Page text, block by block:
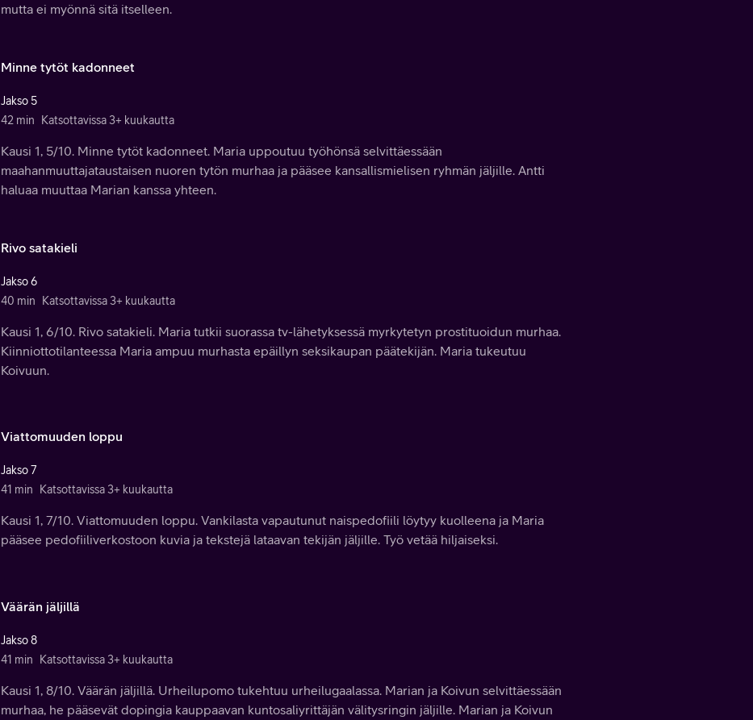
mutta ei myönnä sitä itselleen.
Minne tytöt kadonneet
Jakso 5
42 min
Katsottavissa 3+ kuukautta
Kausi 1, 5/10. Minne tytöt kadonneet. Maria uppoutuu työhönsä selvittäessään
maahanmuuttajataustaisen nuoren tytön murhaa ja pääsee kansallismielisen ryhmän jäljille. Antti
haluaa muuttaa Marian kanssa yhteen.
Rivo satakieli
Jakso 6
40 min
Katsottavissa 3+ kuukautta
Kausi 1, 6/10. Rivo satakieli. Maria tutkii suorassa tv-lähetyksessä myrkytetyn prostituoidun murhaa.
Kiinniottotilanteessa Maria ampuu murhasta epäillyn seksikaupan päätekijän. Maria tukeutuu
Koivuun.
Viattomuuden loppu
Jakso 7
41 min
Katsottavissa 3+ kuukautta
Kausi 1, 7/10. Viattomuuden loppu. Vankilasta vapautunut naispedofiili löytyy kuolleena ja Maria
pääsee pedofiiliverkostoon kuvia ja tekstejä lataavan tekijän jäljille. Työ vetää hiljaiseksi.
Väärän jäljillä
Jakso 8
41 min
Katsottavissa 3+ kuukautta
Kausi 1, 8/10. Väärän jäljillä. Urheilupomo tukehtuu urheilugaalassa. Marian ja Koivun selvittäessään
murhaa, he pääsevät dopingia kauppaavan kuntosaliyrittäjän välitysringin jäljille. Marian ja Koivun